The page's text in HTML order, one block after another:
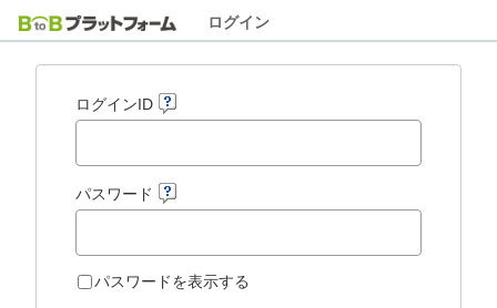
ログイン
ログインID
パスワード
パスワードを表示する